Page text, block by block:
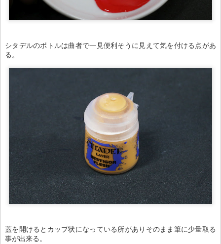
シタデルのボトルは曲者で一見便利そうに見えて気を付ける点があ
る。
蓋を開けるとカップ状になっている所がありそのまま筆に少量取る
事が出来る。